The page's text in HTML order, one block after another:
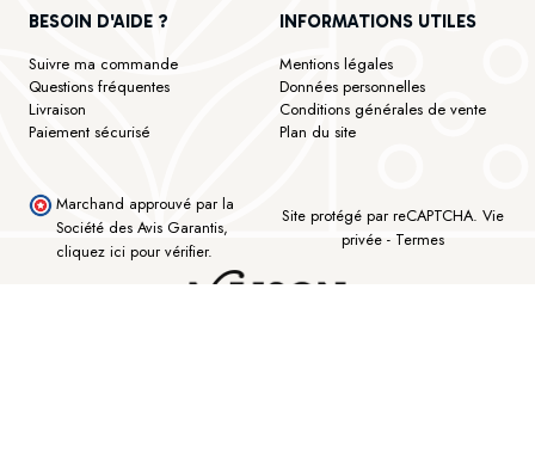
BESOIN D'AIDE ?
Suivre ma commande
Questions fréquentes
Livraison
Paiement sécurisé
INFORMATIONS UTILES
Mentions légales
Données personnelles
Conditions générales de vente
Plan du site
Marchand approuvé par la
Société des Avis Garantis,
cliquez ici pour vérifier.
Site protégé par reCAPTCHA. Vie
privée - Termes